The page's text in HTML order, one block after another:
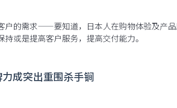
户的需求——要知道，日本人在购物体验及产品
或是提高客户服务，提高交付能力。
成突出重围杀手锏